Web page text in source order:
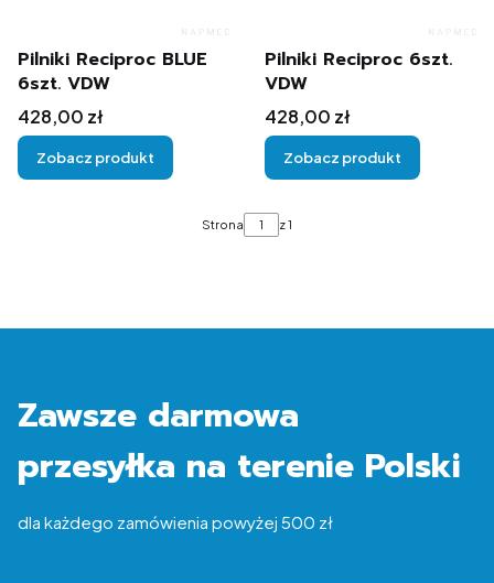
Pilniki Reciproc BLUE
6szt. VDW
Cena
428,00 zł
Zobacz produkt
Pilniki Reciproc 6szt.
VDW
Cena
428,00 zł
Zobacz produkt
Strona z 1
Zawsze darmowa
przesyłka na terenie Polski
dla każdego zamówienia powyżej 500 zł